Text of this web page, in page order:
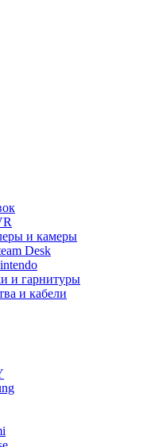
и камеры
Desk
и гарнитуры
и кабели